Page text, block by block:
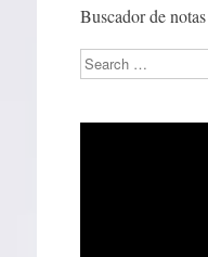
Buscador de notas
Search